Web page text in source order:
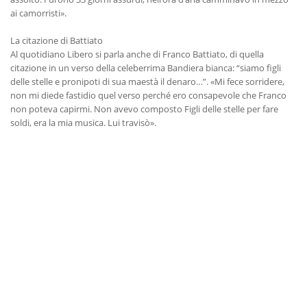
ai camorristi».
La citazione di Battiato
Al quotidiano Libero si parla anche di Franco Battiato, di quella
citazione in un verso della celeberrima Bandiera bianca: “siamo figli
delle stelle e pronipoti di sua maestà il denaro…”. «Mi fece sorridere,
non mi diede fastidio quel verso perché ero consapevole che Franco
non poteva capirmi. Non avevo composto Figli delle stelle per fare
soldi, era la mia musica. Lui travisò».